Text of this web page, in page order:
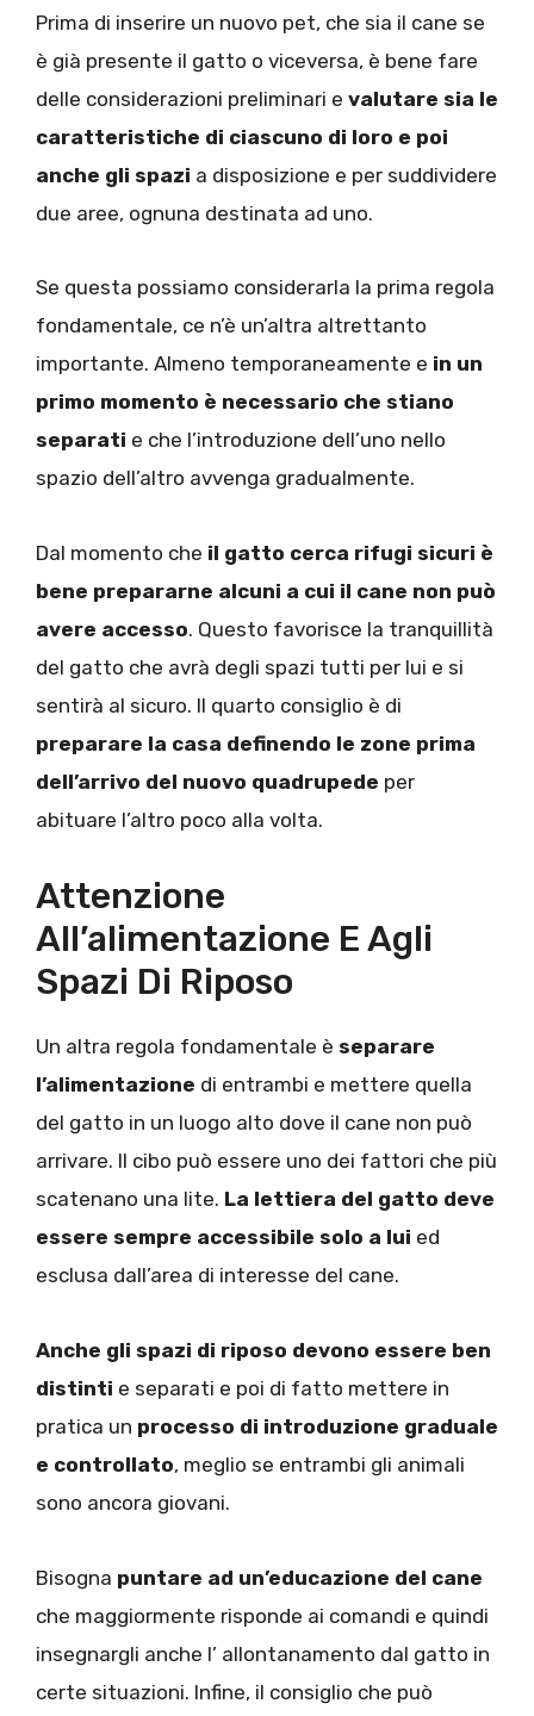
Prima di inserire un nuovo pet, che sia il cane se
è già presente il gatto o viceversa, è bene fare
delle considerazioni preliminari e valutare sia le
caratteristiche di ciascuno di loro e poi
anche gli spazi a disposizione e per suddividere
due aree, ognuna destinata ad uno.
Se questa possiamo considerarla la prima regola
fondamentale, ce n’è un’altra altrettanto
importante. Almeno temporaneamente e in un
primo momento è necessario che stiano
separati e che l’introduzione dell’uno nello
spazio dell’altro avvenga gradualmente.
Dal momento che il gatto cerca rifugi sicuri è
bene prepararne alcuni a cui il cane non può
avere accesso. Questo favorisce la tranquillità
del gatto che avrà degli spazi tutti per lui e si
sentirà al sicuro. Il quarto consiglio è di
preparare la casa definendo le zone prima
dell’arrivo del nuovo quadrupede per
abituare l’altro poco alla volta.
Attenzione
All’alimentazione E Agli
Spazi Di Riposo
Un altra regola fondamentale è separare
l’alimentazione di entrambi e mettere quella
del gatto in un luogo alto dove il cane non può
arrivare. Il cibo può essere uno dei fattori che più
scatenano una lite. La lettiera del gatto deve
essere sempre accessibile solo a lui ed
esclusa dall’area di interesse del cane.
Anche gli spazi di riposo devono essere ben
distinti e separati e poi di fatto mettere in
pratica un processo di introduzione graduale
e controllato, meglio se entrambi gli animali
sono ancora giovani.
Bisogna puntare ad un’educazione del cane
che maggiormente risponde ai comandi e quindi
insegnargli anche l’ allontanamento dal gatto in
certe situazioni. Infine, il consiglio che può